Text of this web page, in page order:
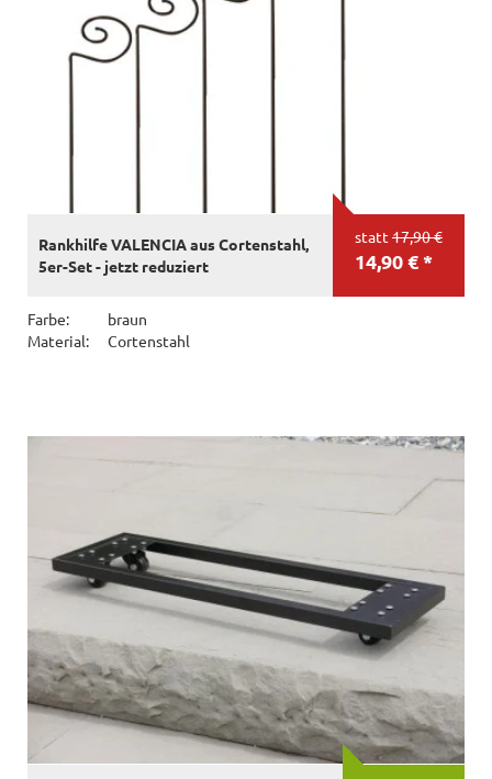
statt 17,90 €
14,90 € *
Rankhilfe VALENCIA aus Cortenstahl,
5er-Set - jetzt reduziert
Farbe:
braun
Material:
Cortenstahl